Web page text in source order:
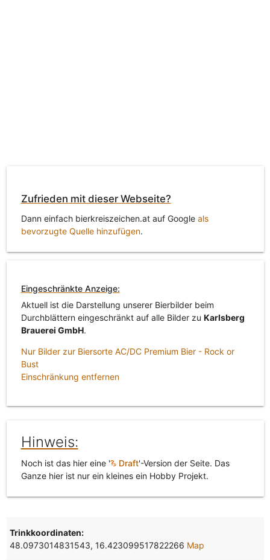
Zufrieden mit dieser Webseite?
Dann einfach bierkreiszeichen.at auf Google als
bevorzugte Quelle hinzufügen.
Eingeschränkte Anzeige:
Aktuell ist die Darstellung unserer Bierbilder beim
Durchblättern eingeschränkt auf alle Bilder zu Karlsberg
Brauerei GmbH.
Nur Bilder zur Biersorte AC/DC Premium Bier - Rock or
Bust
Einschränkung entfernen
Hinweis:
Noch ist das hier eine ' Draft'-Version der Seite. Das
Ganze hier ist nur ein kleines ein Hobby Projekt.
Trinkkoordinaten:
48.0973014831543, 16.423099517822266 Map